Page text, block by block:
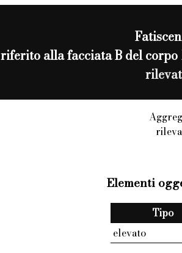
riferito alla facciata B del corpo
Elementi
Tipo
elevato